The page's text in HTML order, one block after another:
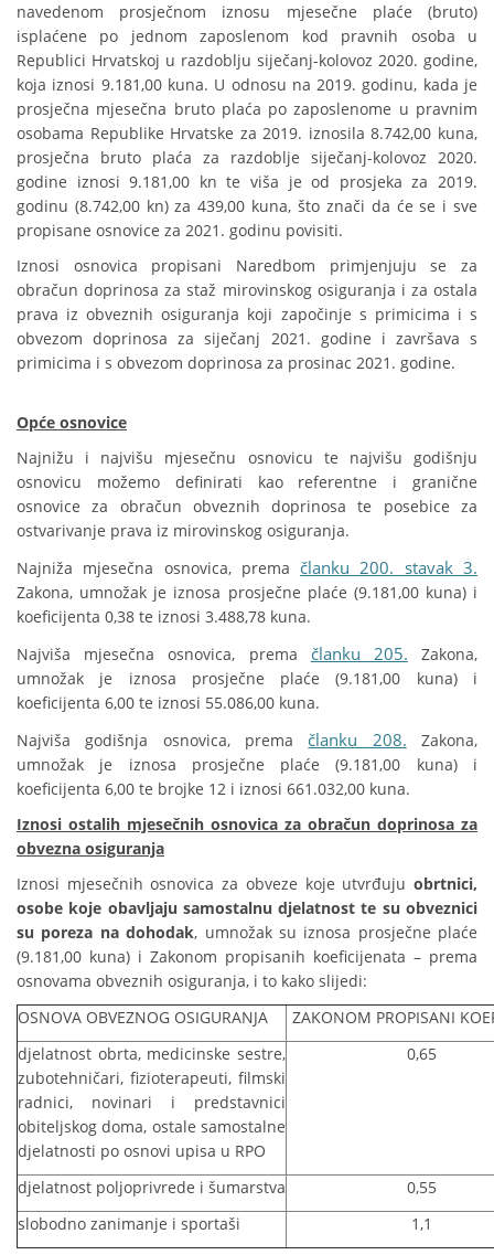
navedenom prosječnom iznosu mjesečne plaće (bruto)
isplaćene po jednom zaposlenom kod pravnih osoba u
Republici Hrvatskoj u razdoblju siječanj-kolovoz 2020. godine,
koja iznosi 9.181,00 kuna. U odnosu na 2019. godinu, kada je
prosječna mjesečna bruto plaća po zaposlenome u pravnim
osobama Republike Hrvatske za 2019. iznosila 8.742,00 kuna,
prosječna bruto plaća za razdoblje siječanj-kolovoz 2020.
godine iznosi 9.181,00 kn te viša je od prosjeka za 2019.
godinu (8.742,00 kn) za 439,00 kuna, što znači da će se i sve
propisane osnovice za 2021. godinu povisiti.
Iznosi osnovica propisani Naredbom primjenjuju se za
obračun doprinosa za staž mirovinskog osiguranja i za ostala
prava iz obveznih osiguranja koji započinje s primicima i s
obvezom doprinosa za siječanj 2021. godine i završava s
primicima i s obvezom doprinosa za prosinac 2021. godine.
Opće osnovice
Najnižu i najvišu mjesečnu osnovicu te najvišu godišnju
osnovicu možemo definirati kao referentne i granične
osnovice za obračun obveznih doprinosa te posebice za
ostvarivanje prava iz mirovinskog osiguranja.
Najniža mjesečna osnovica, prema članku 200. stavak 3.
Zakona, umnožak je iznosa prosječne plaće (9.181,00 kuna) i
koeficijenta 0,38 te iznosi 3.488,78 kuna.
Najviša mjesečna osnovica, prema članku 205. Zakona,
umnožak je iznosa prosječne plaće (9.181,00 kuna) i
koeficijenta 6,00 te iznosi 55.086,00 kuna.
Najviša godišnja osnovica, prema članku 208. Zakona,
umnožak je iznosa prosječne plaće (9.181,00 kuna) i
koeficijenta 6,00 te brojke 12 i iznosi 661.032,00 kuna.
Iznosi ostalih mjesečnih osnovica za obračun doprinosa za
obvezna osiguranja
Iznosi mjesečnih osnovica za obveze koje utvrđuju obrtnici,
osobe koje obavljaju samostalnu djelatnost te su obveznici
su poreza na dohodak, umnožak su iznosa prosječne plaće
(9.181,00 kuna) i Zakonom propisanih koeficijenata – prema
osnovama obveznih osiguranja, i to kako slijedi:
OSNOVA OBVEZNOG OSIGURANJA
ZAKONOM PROPISANI
djelatnost obrta, medicinske sestre,
zubotehničari, fizioterapeuti, filmski
radnici, novinari i predstavnici
obiteljskog doma, ostale samostalne
djelatnosti po osnovi upisa u RPO
0,65
djelatnost poljoprivrede i šumarstva
0,55
slobodno zanimanje i sportaši
1,1